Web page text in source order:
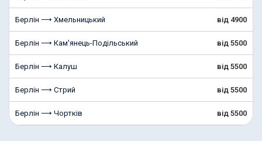
Берлін ⟶ Хмельницький від 4900
Берлін ⟶ Кам'янець-Подільський від 5500
Берлін ⟶ Калуш від 5500
Берлін ⟶ Стрий від 5500
Берлін ⟶ Чортків від 5500